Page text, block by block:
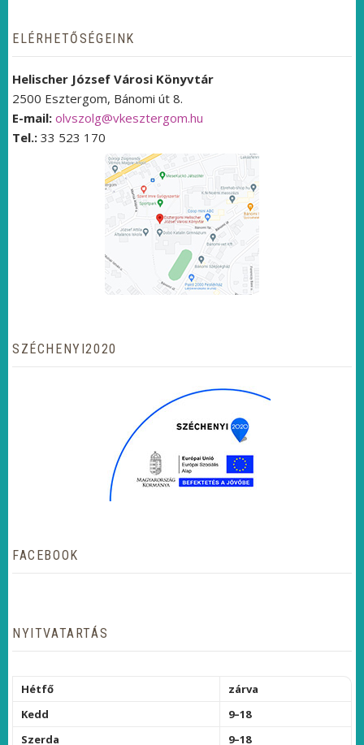
ELÉRHETŐSÉGEINK
Helischer József Városi Könyvtár
2500 Esztergom, Bánomi út 8.
E-mail: olvszolg@vkesztergom.hu
Tel.: 33 523 170
SZÉCHENYI2020
FACEBOOK
NYITVATARTÁS
Hétfő
zárva
Kedd
9–18
Szerda
9–18